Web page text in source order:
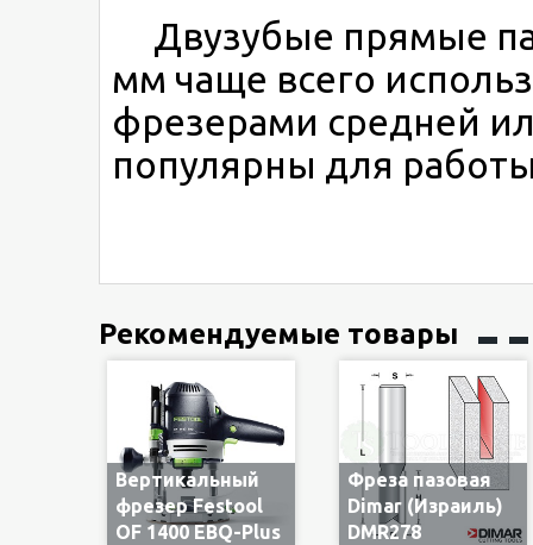
Двузубые прямые
мм чаще всего
фрезерами средней
популярны для
Рекомендуемые товары
Вертикальный
фрезер Festool
OF 1400 EBQ-Plus
Фреза пазовая
Dimar (Израиль)
DMR278